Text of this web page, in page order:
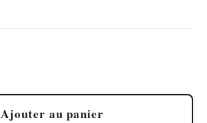
Ajouter au panier